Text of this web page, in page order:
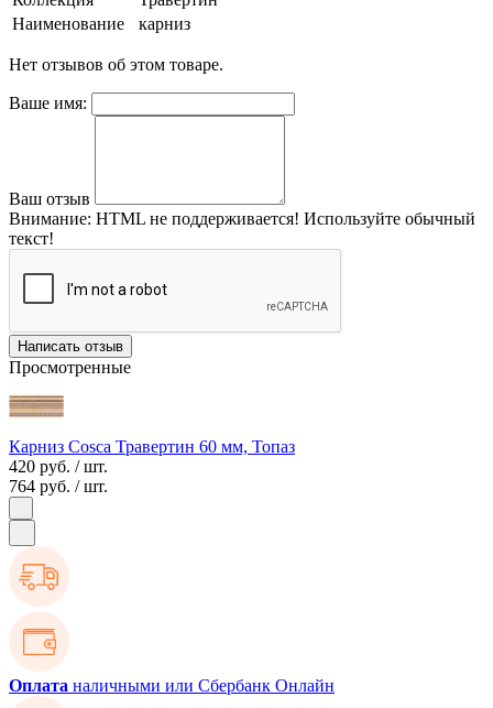
Наименование
карниз
Нет отзывов об этом товаре.
Ваше имя:
Ваш отзыв
Внимание: HTML не поддерживается! Используйте обычный
текст!
Написать отзыв
Просмотренные
Карниз Cosca Травертин 60 мм, Топаз
420 руб. / шт.
764 руб. / шт.
Оплата наличными или Сбербанк Онлайн